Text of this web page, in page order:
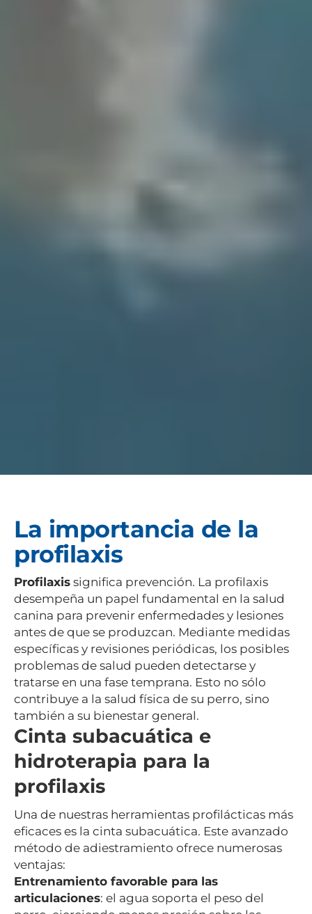
La importancia de la
profilaxis
Profilaxis significa prevención. La profilaxis
desempeña un papel fundamental en la salud
canina para prevenir enfermedades y lesiones
antes de que se produzcan. Mediante medidas
específicas y revisiones periódicas, los posibles
problemas de salud pueden detectarse y
tratarse en una fase temprana. Esto no sólo
contribuye a la salud física de su perro, sino
también a su bienestar general.
Cinta subacuática e
hidroterapia para la
profilaxis
Una de nuestras herramientas profilácticas más
eficaces es la cinta subacuática. Este avanzado
método de adiestramiento ofrece numerosas
ventajas:
Entrenamiento favorable para las
articulaciones: el agua soporta el peso del